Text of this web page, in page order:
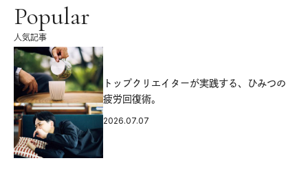
Popular
人気記事
トップクリエイターが実践する、ひみつの
疲労回復術。
2026.07.07